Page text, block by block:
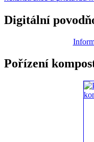
Digitální
Pořízení